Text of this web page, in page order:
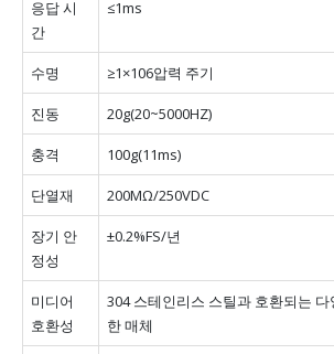
응답 시
간
≤1ms
수명 ≥1×106압력 주기
진동 20g(20~5000HZ)
충격 100g(11ms)
단열재 200MΩ/250VDC
장기 안
정성
±0.2%FS/년
미디어
호환성
304 스테인리스 스틸과 호환되는 다
한 매체